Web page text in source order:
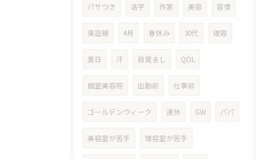
パサつき 活字 作家 美容 習慣
東証線 4月 春休み 30代 理容
夏日 汗 目覚まし QOL
個室美容院 出勤前 仕事前
ゴールデンウィーク 連休 GW パパ
美容室が苦手 理容室が苦手